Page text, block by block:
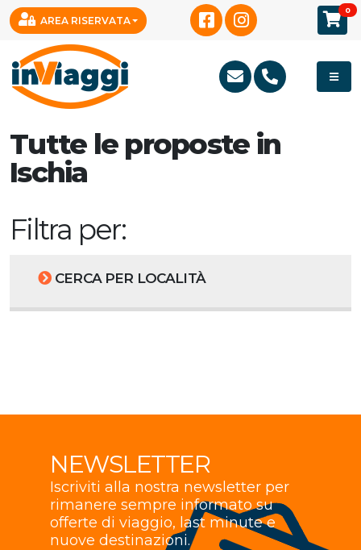
AREA RISERVATA
0
Tutte le proposte in
Ischia
Filtra per:
CERCA PER LOCALITÀ
NEWSLETTER
Iscriviti alla nostra newsletter per
rimanere sempre informato su
offerte di viaggio, last minute e
nuove destinazioni.